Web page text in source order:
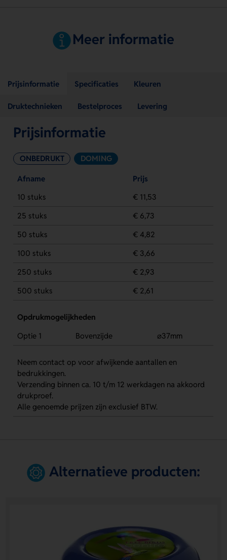
Meer informatie
Prijsinformatie Specificaties Kleuren
Druktechnieken Bestelproces Levering
Prijsinformatie
ONBEDRUKT DOMING
Afname
Prijs
10 stuks
€ 11,53
25 stuks
€ 6,73
50 stuks
€ 4,82
100 stuks
€ 3,66
250 stuks
€ 2,93
500 stuks
€ 2,61
Opdrukmogelijkheden
Optie 1
Bovenzijde ⌀37mm
Neem contact op voor afwijkende aantallen en
bedrukkingen.
Verzending binnen ca. 10 t/m 12 werkdagen na akkoord
drukproef.
Alle genoemde prijzen zijn exclusief BTW.
Alternatieve producten: